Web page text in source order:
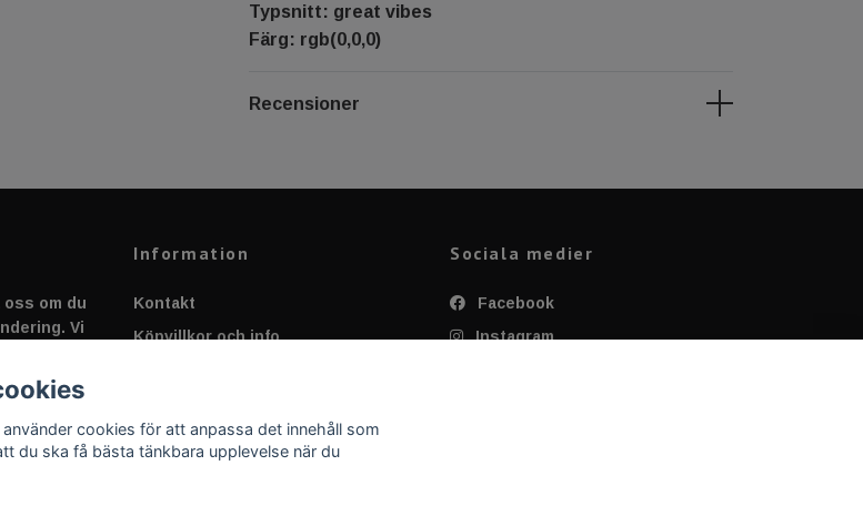
Typsnitt: great vibes
Färg: rgb(0,0,0)
Recensioner
om du
Vi
Information
Kontakt
Köpvillkor och info
Applicering av Dekal
Sociala medier
Facebook
Instagram
cookies för att anpassa det innehåll som
du ska få bästa tänkbara upplevelse när du